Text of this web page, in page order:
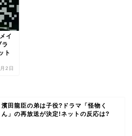
イ
ラ
ト
2日
濱田龍臣の弟は子役?ドラマ「怪物く
ん」の再放送が決定!ネットの反応は?